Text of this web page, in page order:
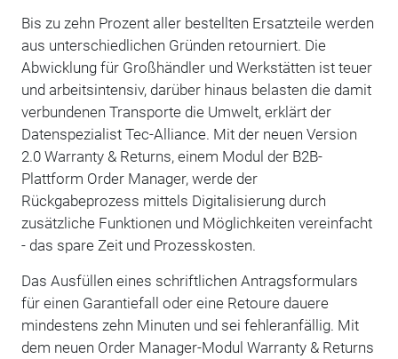
Bis zu zehn Prozent aller bestellten Ersatzteile werden
aus unterschiedlichen Gründen retourniert. Die
Abwicklung für Großhändler und Werkstätten ist teuer
und arbeitsintensiv, darüber hinaus belasten die damit
verbundenen Transporte die Umwelt, erklärt der
Datenspezialist Tec-Alliance. Mit der neuen Version
2.0 Warranty & Returns, einem Modul der B2B-
Plattform Order Manager, werde der
Rückgabeprozess mittels Digitalisierung durch
zusätzliche Funktionen und Möglichkeiten vereinfacht
- das spare Zeit und Prozesskosten.
Das Ausfüllen eines schriftlichen Antragsformulars
für einen Garantiefall oder eine Retoure dauere
mindestens zehn Minuten und sei fehleranfällig. Mit
dem neuen Order Manager-Modul Warranty & Returns